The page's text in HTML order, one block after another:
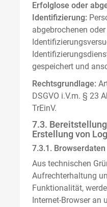
Erfolglose oder
Identifizierung:
abgebrochenen
gespeichert und
Rechtsgrundlage:
DSGVO i.V.m. § 23
TrEinV.
7.3.
Erstellung von
7.3.1. Browserdaten
Aus technischen
Aufrechterhaltung
Funktionalität,
Internet-Browser an